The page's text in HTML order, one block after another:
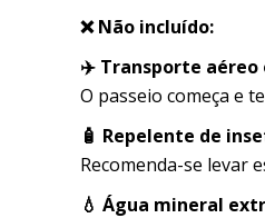
❌ Não incluído:
✈️ Transporte aéreo
O passeio começa e
🧴 Repelente de
Recomenda-se levar
💧 Água mineral